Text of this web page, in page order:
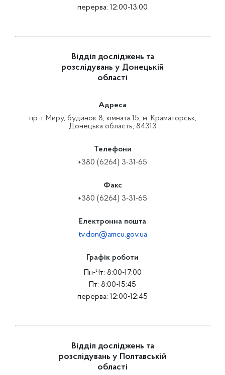
перерва: 12:00-13:00
Відділ досліджень та
розслідувань у Донецькій
області
Адреса
пр-т Миру, будинок 8, кімната 15, м. Краматорськ,
Донецька область, 84313
Телефони
+380 (6264) 3-31-65
Факс
+380 (6264) 3-31-65
Електронна пошта
tv.don@amcu.gov.ua
Графік роботи
Пн-Чт: 8:00-17:00
Пт: 8:00-15:45
перерва: 12:00-12:45
Відділ досліджень та
розслідувань у Полтавській
області